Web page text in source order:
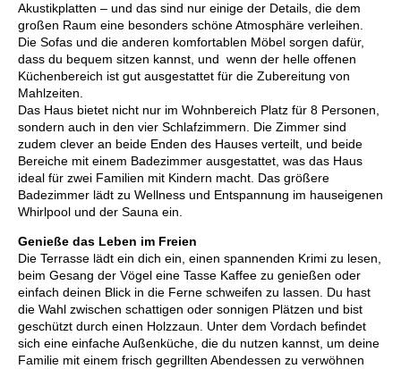
Akustikplatten – und das sind nur einige der Details, die dem
großen Raum eine besonders schöne Atmosphäre verleihen.
Die Sofas und die anderen komfortablen Möbel sorgen dafür,
dass du bequem sitzen kannst, und wenn der helle offenen
Küchenbereich ist gut ausgestattet für die Zubereitung von
Mahlzeiten.
Das Haus bietet nicht nur im Wohnbereich Platz für 8 Personen,
sondern auch in den vier Schlafzimmern. Die Zimmer sind
zudem clever an beide Enden des Hauses verteilt, und beide
Bereiche mit einem Badezimmer ausgestattet, was das Haus
ideal für zwei Familien mit Kindern macht. Das größere
Badezimmer lädt zu Wellness und Entspannung im hauseigenen
Whirlpool und der Sauna ein.
Genieße das Leben im Freien
Die Terrasse lädt ein dich ein, einen spannenden Krimi zu lesen,
beim Gesang der Vögel eine Tasse Kaffee zu genießen oder
einfach deinen Blick in die Ferne schweifen zu lassen. Du hast
die Wahl zwischen schattigen oder sonnigen Plätzen und bist
geschützt durch einen Holzzaun. Unter dem Vordach befindet
sich eine einfache Außenküche, die du nutzen kannst, um deine
Familie mit einem frisch gegrillten Abendessen zu verwöhnen